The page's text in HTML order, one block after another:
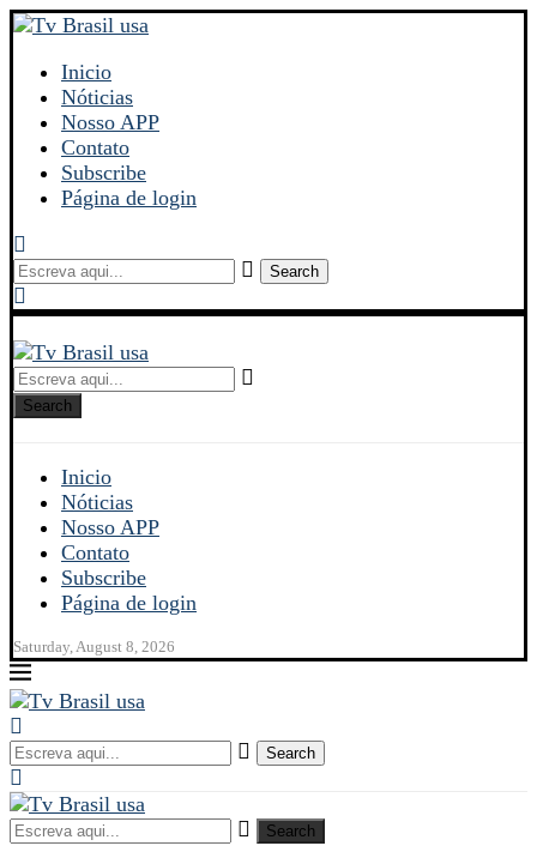
Inicio
Nóticias
Nosso APP
Contato
Subscribe
Página de login
Search
Search
Inicio
Nóticias
Nosso APP
Contato
Subscribe
Página de login
Saturday, August 8, 2026
Search
Search